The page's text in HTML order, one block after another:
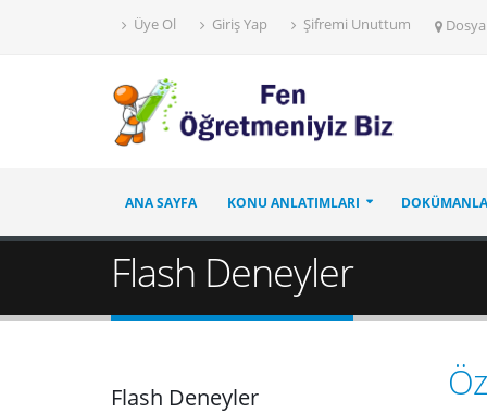
Üye Ol Giriş Yap Şifremi Unuttum
ANA SAYFA KONU ANLATIMLARI
Flash Deneyler
Flash Deneyler